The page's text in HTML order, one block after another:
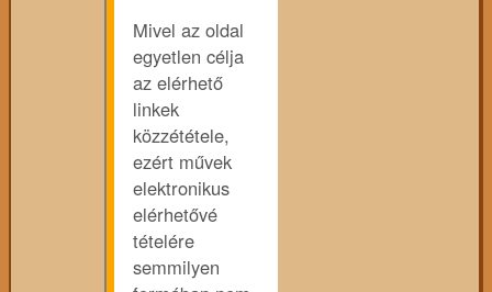
Mivel az oldal
egyetlen célja
az elérhető
linkek
közzététele,
ezért művek
elektronikus
elérhetővé
tételére
semmilyen